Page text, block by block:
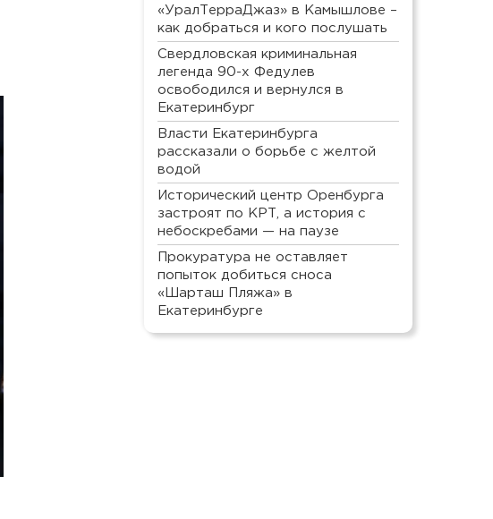
«УралТерраДжаз» в Камышлове –
как добраться и кого послушать
Свердловская криминальная
легенда 90-х Федулев
освободился и вернулся в
Екатеринбург
Власти Екатеринбурга
рассказали о борьбе с желтой
водой
Исторический центр Оренбурга
застроят по КРТ, а история с
небоскребами — на паузе
Прокуратура не оставляет
попыток добиться сноса
«Шарташ Пляжа» в
Екатеринбурге